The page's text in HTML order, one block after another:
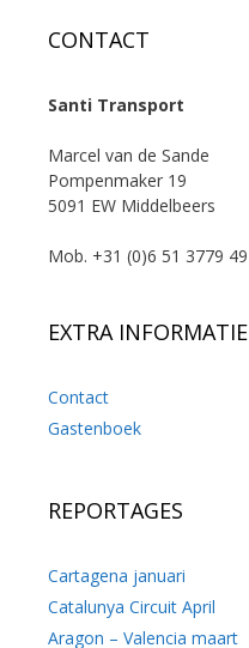
CONTACT
Santi Transport
Marcel van de Sande
Pompenmaker 19
5091 EW Middelbeers
Mob. +31 (0)6 51 3779 49
EXTRA INFORMATIE
Contact
Gastenboek
REPORTAGES
Cartagena januari
Catalunya Circuit April
Aragon – Valencia maart